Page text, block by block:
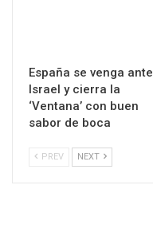
España se venga ante
Israel y cierra la
‘Ventana’ con buen
sabor de boca
PREV NEXT